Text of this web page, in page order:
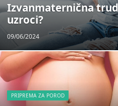
Izvanmaternična
uzroci?
09/06/2024
PRIPREMA ZA POROD